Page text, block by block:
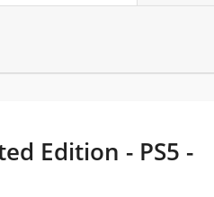
Edition - PS5 -